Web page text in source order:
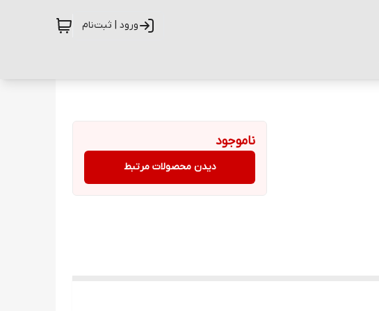
ورود | ثبت‌نام
ناموجود
دیدن محصولات مرتبط